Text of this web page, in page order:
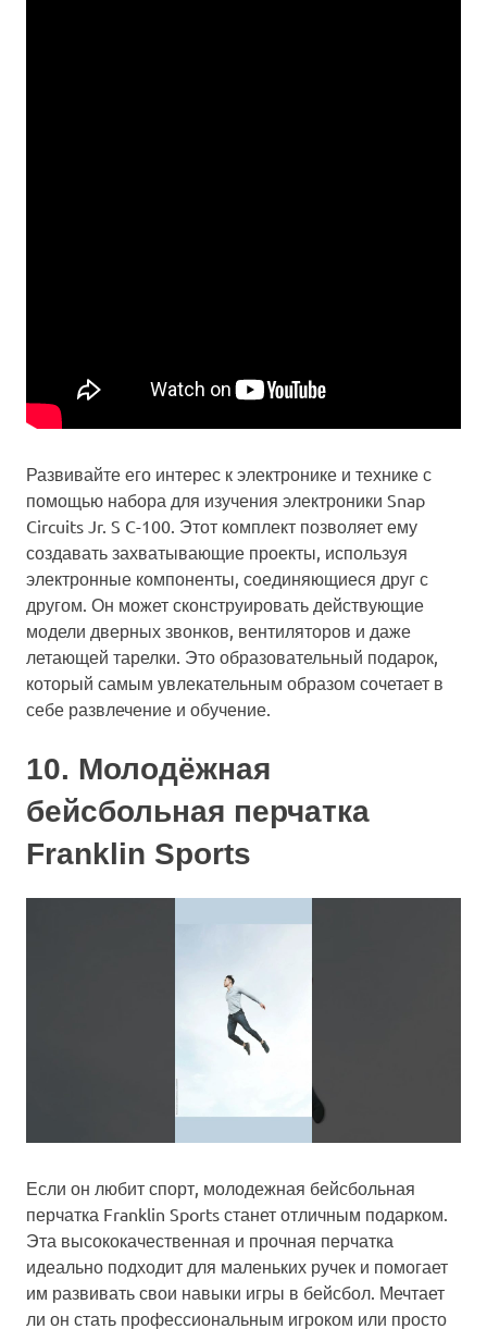
Развивайте его интерес к электронике и технике с
помощью набора для изучения электроники Snap
Circuits Jr. S C-100. Этот комплект позволяет ему
создавать захватывающие проекты, используя
электронные компоненты, соединяющиеся друг с
другом. Он может сконструировать действующие
модели дверных звонков, вентиляторов и даже
летающей тарелки. Это образовательный подарок,
который самым увлекательным образом сочетает в
себе развлечение и обучение.
10. Молодёжная
бейсбольная перчатка
Franklin Sports
Если он любит спорт, молодежная бейсбольная
перчатка Franklin Sports станет отличным подарком.
Эта высококачественная и прочная перчатка
идеально подходит для маленьких ручек и помогает
им развивать свои навыки игры в бейсбол. Мечтает
ли он стать профессиональным игроком или просто